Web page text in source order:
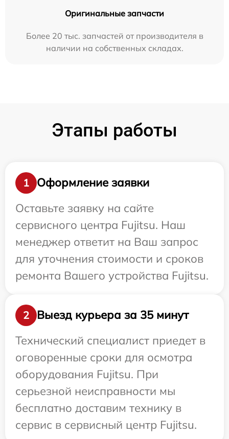
Оригинальные запчасти
Более 20 тыс. запчастей от производителя в
наличии на собственных складах.
Этапы работы
1
Оформление заявки
Оставьте заявку на сайте
сервисного центра Fujitsu. Наш
менеджер ответит на Ваш запрос
для уточнения стоимости и сроков
ремонта Вашего устройства Fujitsu.
2
Выезд курьера за 35 минут
Технический специалист приедет в
оговоренные сроки для осмотра
оборудования Fujitsu. При
серьезной неисправности мы
бесплатно доставим технику в
сервис в сервисный центр Fujitsu.